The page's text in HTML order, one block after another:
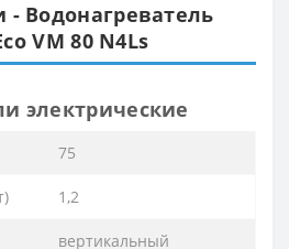
- Водонагреватель
VM 80 N4Ls
электрические
75
1,2
вертикальный